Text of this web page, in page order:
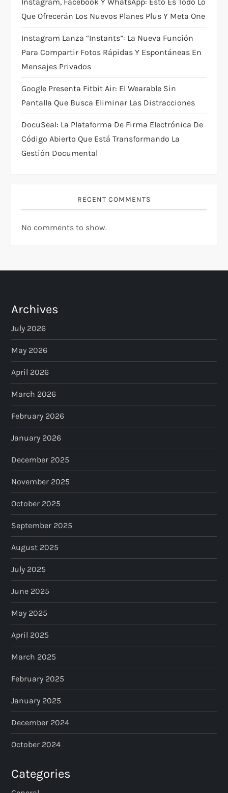
i
o
n
Que Ofrecerán Los Nuevos Planes Plus Y Meta One
Instagram Lanza “Instants”: La Nueva Función
Para Compartir Fotos Rápidas Y Espontáneas En
Mensajes Privados
Google Presenta Fitbit Air: El Wearable Sin
Pantalla Que Busca Eliminar Las Distracciones
DocuSeal: La Plataforma De Firma Electrónica De
Código Abierto Que Está Transformando La
Gestión Documental
RECENT COMMENTS
No comments to show.
Archives
July 2026
May 2026
April 2026
March 2026
February 2026
January 2026
December 2025
November 2025
October 2025
September 2025
August 2025
July 2025
June 2025
May 2025
April 2025
March 2025
February 2025
January 2025
December 2024
October 2024
Categories